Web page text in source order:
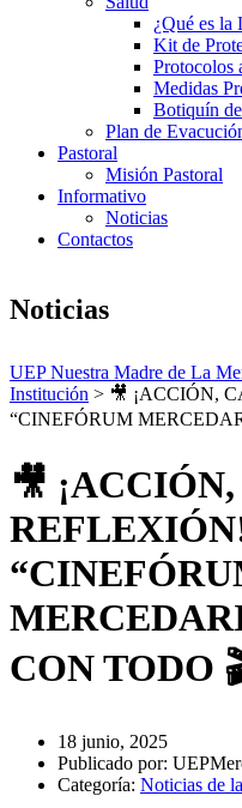
¿Qué es la
Kit de
Protocolos
Medidas
Botiquín
Plan de
Pastoral
Misión Pastoral
Informativo
Noticias
Contactos
Noticias
UEP Nuestra Madre de La
Institución > 🎥 ¡ACCIÓN,
“CINEFÓRUM
🎥
CON TODO
18 junio, 2025
Publicado por:
Categoría: Noticias de